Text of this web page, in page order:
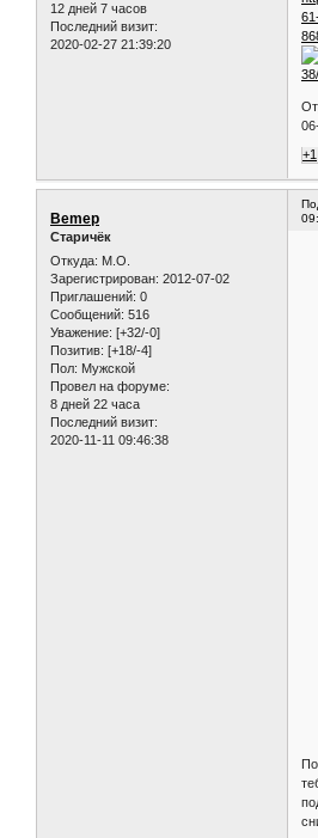
12 дней 7 часов
Последний визит:
2020-02-27 21:39:20
+1
Bemep
Старичёк
Откуда: М.О.
Зарегистрирован: 2012-07-02
Приглашений: 0
Сообщений: 516
Уважение: [+32/-0]
Позитив: [+18/-4]
Пол: Мужской
Провел на форуме:
8 дней 22 часа
Последний визит:
2020-11-11 09:46:38